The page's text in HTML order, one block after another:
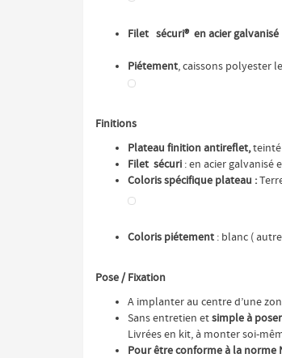
Filet sécuri® en acier galvanisé
Piétement, caissons polyester
Finitions
Plateau finition antireflet,teinté
Filet sécuri : en acier
Coloris spécifique plateau :
Coloris piétement : blanc (
Pose / Fixation
A implanter au centre d’une
Sans entretien etsimple à poser
Livrées en kit, à monter soi-
Pour être conforme à la norme